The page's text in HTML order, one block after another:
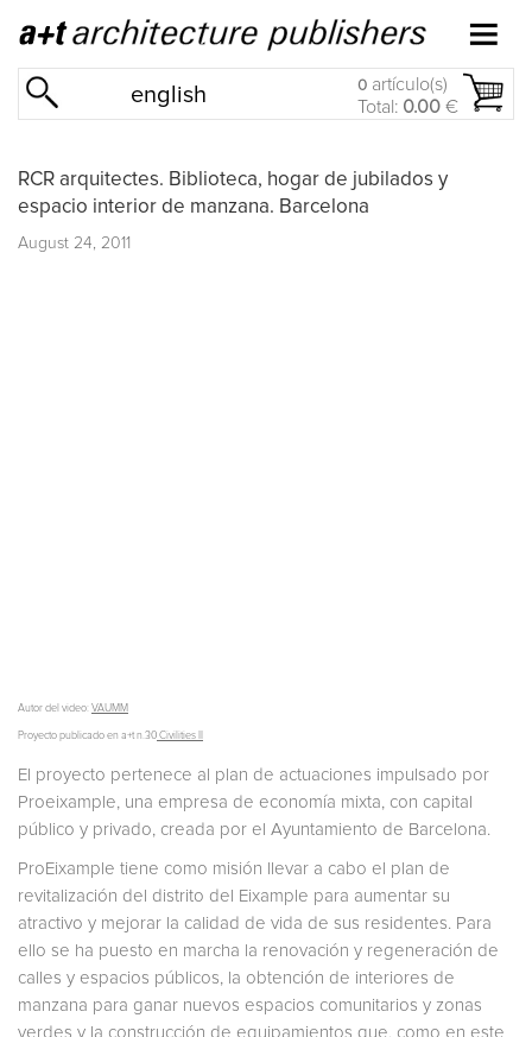
english 0 artículo(s)
Total: 0.00 €
RCR arquitectes. Biblioteca, hogar de jubilados y
espacio interior de manzana. Barcelona
August 24, 2011
Autor del video: VAUMM
Proyecto publicado en a+t n.30 Civilities II
El proyecto pertenece al plan de actuaciones impulsado por
Proeixample, una empresa de economía mixta, con capital
público y privado, creada por el Ayuntamiento de Barcelona.
ProEixample tiene como misión llevar a cabo el plan de
revitalización del distrito del Eixample para aumentar su
atractivo y mejorar la calidad de vida de sus residentes. Para
ello se ha puesto en marcha la renovación y regeneración de
calles y espacios públicos, la obtención de interiores de
manzana para ganar nuevos espacios comunitarios y zonas
verdes y la construcción de equipamientos que, como en este